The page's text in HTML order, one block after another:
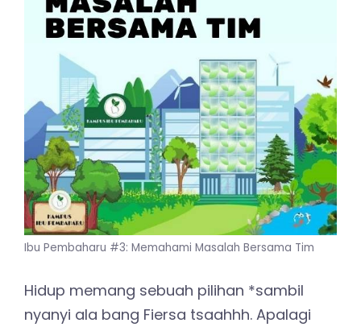
Ibu Pembaharu #3: Memahami Masalah Bersama Tim
Hidup memang sebuah pilihan *sambil
nyanyi ala bang Fiersa tsaahhh. Apalagi